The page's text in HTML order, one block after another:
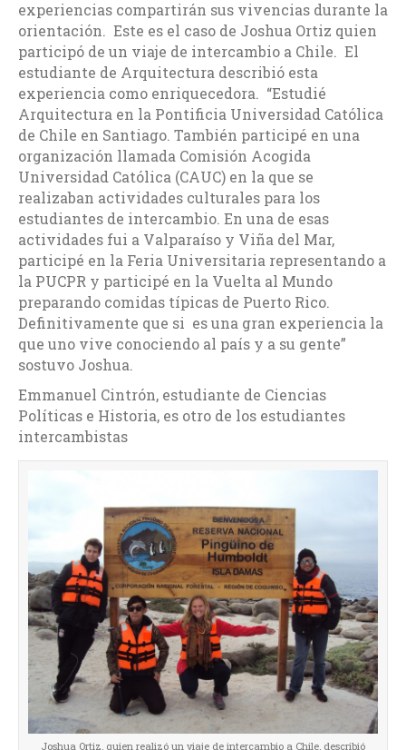
experiencias compartirán sus vivencias durante la
orientación. Este es el caso de Joshua Ortiz quien
participó de un viaje de intercambio a Chile. El
estudiante de Arquitectura describió esta
experiencia como enriquecedora. “Estudié
Arquitectura en la Pontificia Universidad Católica
de Chile en Santiago. También participé en una
organización llamada Comisión Acogida
Universidad Católica (CAUC) en la que se
realizaban actividades culturales para los
estudiantes de intercambio. En una de esas
actividades fui a Valparaíso y Viña del Mar,
participé en la Feria Universitaria representando a
la PUCPR y participé en la Vuelta al Mundo
preparando comidas típicas de Puerto Rico.
Definitivamente que si es una gran experiencia la
que uno vive conociendo al país y a su gente”
sostuvo Joshua.
Emmanuel Cintrón, estudiante de Ciencias
Políticas e Historia, es otro de los estudiantes
intercambistas
Joshua Ortiz, quien realizó un viaje de intercambio a Chile, describió